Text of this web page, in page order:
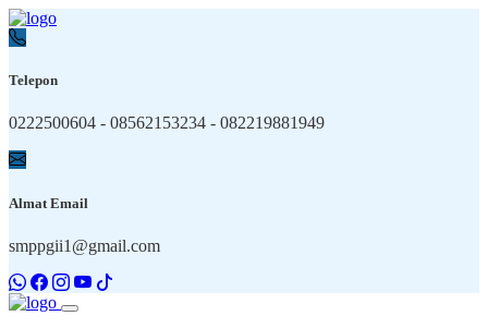
Telepon
0222500604 - 08562153234 - 082219881949
Almat Email
smppgii1@gmail.com